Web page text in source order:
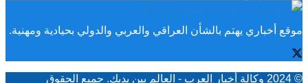
موقع أخباري يهتم بالشأن العراقي والعربي والدولي بحيادية ومهنية.
© 2024 وكالة أخبار العرب - العالم بين يديك. جميع الحقوق